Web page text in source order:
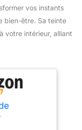
vos instants
bien-être. Sa teinte
votre intérieur, alliant